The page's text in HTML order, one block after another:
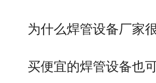
为什么焊管设备厂家
买便宜的焊管设备也